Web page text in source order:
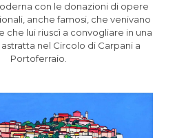
con le donazioni di opere
anche famosi, che venivano
che lui riuscì a convogliare in una
nel Circolo di Carpani a
Portoferraio.